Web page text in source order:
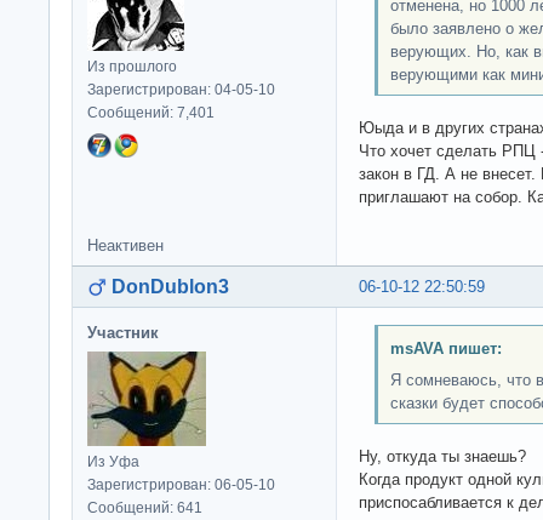
Из прошлого
Зарегистрирован: 04-05-10
Сообщений: 7,401
отменена, но 1000
было заявлено о
верующих. Но, как
верующими как
Юыда и в других
Что хочет сделать РПЦ
закон в ГД. А не
приглашают на собор.
Неактивен
06-10-12 22:50:59
DonDublon3
Участник
Из Уфа
Зарегистрирован: 06-05-10
Сообщений: 641
msAVA пишет:
Я сомневаюсь, что
сказки будет
Ну, откуда ты знаешь?
Когда продукт одной
приспосабливается к